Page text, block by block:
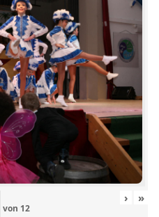
von 12
› »